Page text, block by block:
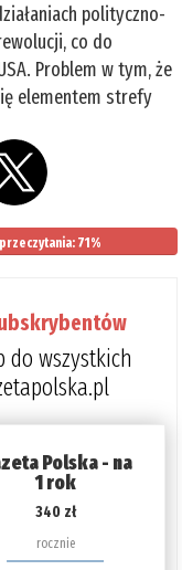
polityczno-
co do
Problem w tym, że
elementem strefy
71%
do wszystkich
Polska - na
1 rok
340 zł
rocznie